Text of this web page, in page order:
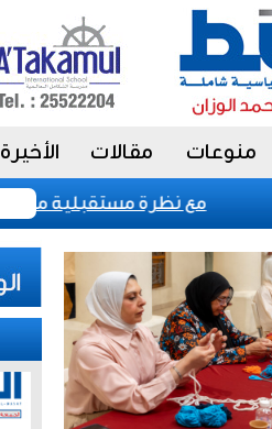
منوعات مقالات الأخيرة
«فيتش» تؤكد التصنيف السيادي للكويت عند «-aa» مع نظرة مستقبلية مستقرة